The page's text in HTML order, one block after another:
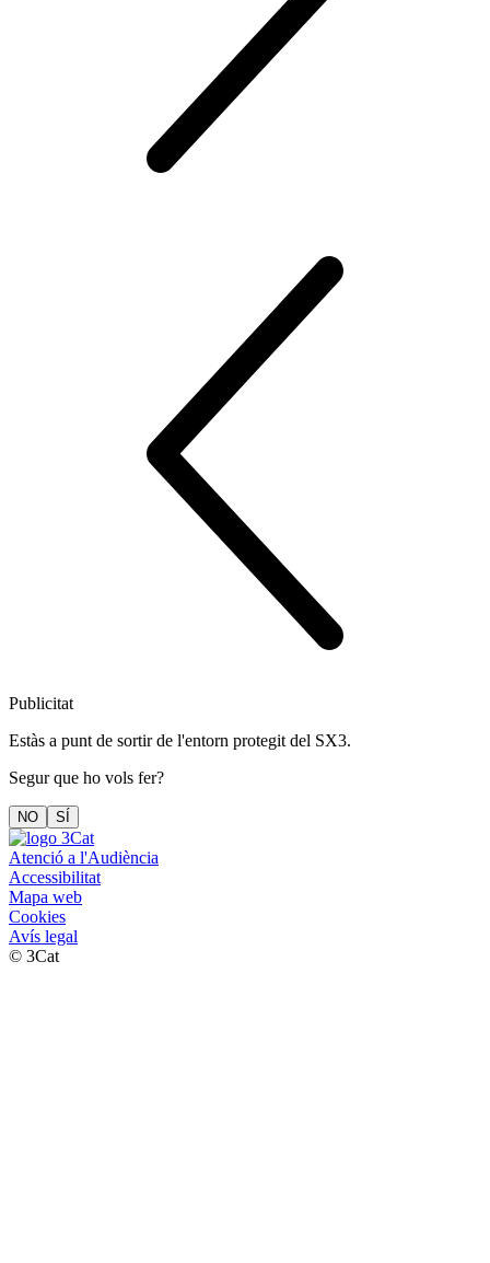
Publicitat
Estàs a punt de sortir de l'entorn protegit del SX3.
Segur que ho vols fer?
NO SÍ
Atenció a l'Audiència
Accessibilitat
Mapa web
Cookies
Avís legal
© 3Cat